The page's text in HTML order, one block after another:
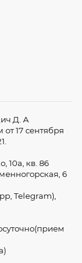
Д. А
17 сентября
10а, кв. 86
6
Telegram),